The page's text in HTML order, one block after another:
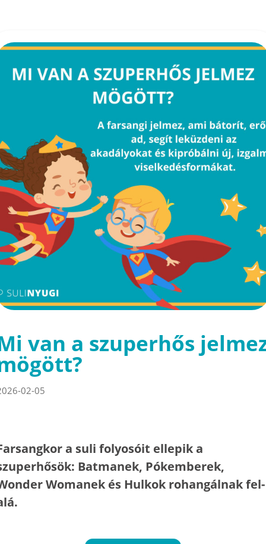
van a szuperhős
02-05
a suli folyosóit ellepik a
Batmanek, Pókemberek,
Womanek és Hulkok rohangálnak fel-